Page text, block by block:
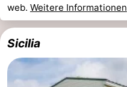
web. Weitere Informationen
Sicilia